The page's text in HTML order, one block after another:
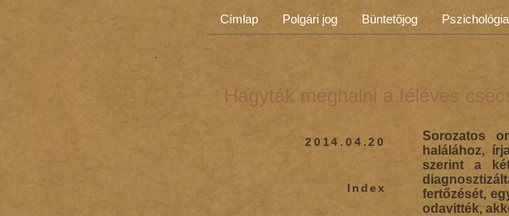
Címlap Polgári jog Büntetőjog Pszichológia
2014.04.20
Index
Hagyták meghalni a féléves
Sorozatos
halálához,
szerint a
fertőzését,
odavitték,